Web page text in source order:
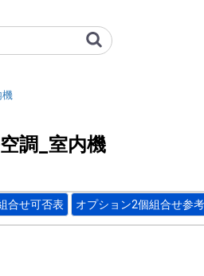
/中静圧ダク
機
調_室内機
合せ可否表 オプション2個組合せ参